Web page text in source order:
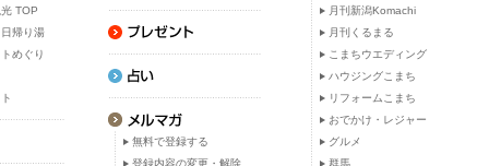
TOP
帰り湯
めぐり
無料で登録する
登録内容の変更・解除
月刊新潟Komachi
月刊くるまる
こまちウエディング
ハウジングこまち
リフォームこまち
おでかけ・レジャー
グルメ
群馬